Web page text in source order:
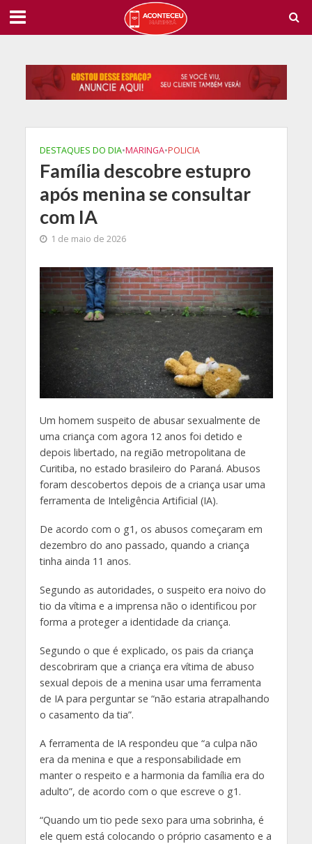
DESTAQUES DO DIA•MARINGA•POLICIA
Família descobre estupro
após menina se consultar
com IA
1 de maio de 2026
Um homem suspeito de abusar sexualmente de
uma criança com agora 12 anos foi detido e
depois libertado, na região metropolitana de
Curitiba, no estado brasileiro do Paraná. Abusos
foram descobertos depois de a criança usar uma
ferramenta de Inteligência Artificial (IA).
De acordo com o g1, os abusos começaram em
dezembro do ano passado, quando a criança
tinha ainda 11 anos.
Segundo as autoridades, o suspeito era noivo do
tio da vítima e a imprensa não o identificou por
forma a proteger a identidade da criança.
Segundo o que é explicado, os pais da criança
descobriram que a criança era vítima de abuso
sexual depois de a menina usar uma ferramenta
de IA para perguntar se “não estaria atrapalhando
o casamento da tia”.
A ferramenta de IA respondeu que “a culpa não
era da menina e que a responsabilidade em
manter o respeito e a harmonia da família era do
adulto”, de acordo com o que escreve o g1.
“Quando um tio pede sexo para uma sobrinha, é
ele quem está colocando o próprio casamento e a